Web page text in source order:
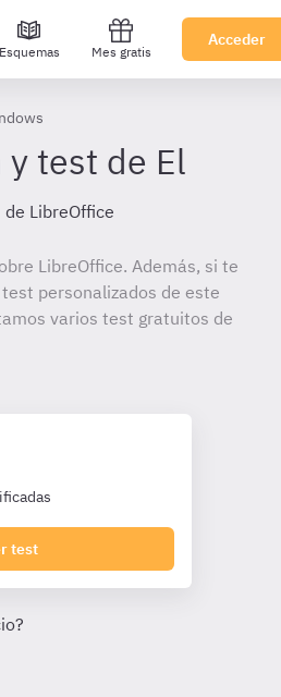
Esquemas Mes gratis
Acceder
test de El
de LibreOffice
LibreOffice. Además, si te
personalizados de este
varios test gratuitos de
test